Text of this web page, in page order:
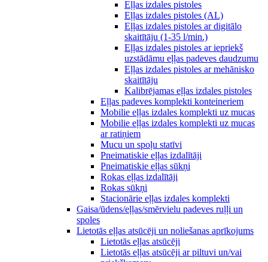
Eļļas izdales pistoles
Eļļas izdales pistoles (AL)
Eļļas izdales pistoles ar digitālo
skaitītāju (1-35 l/min.)
Eļļas izdales pistoles ar iepriekš
uzstādāmu eļļas padeves daudzumu
Eļļas izdales pistoles ar mehānisko
skaitītāju
Kalibrējamas eļļas izdales pistoles
Eļļas padeves komplekti konteineriem
Mobilie eļļas izdales komplekti uz mucas
Mobilie eļļas izdales komplekti uz mucas
ar ratiņiem
Mucu un spoļu statīvi
Pneimatiskie eļļas izdalītāji
Pneimatiskie eļļas sūkņi
Rokas eļļas izdalītāji
Rokas sūkņi
Stacionārie eļļas izdales komplekti
Gaisa/ūdens/eļļas/smērvielu padeves ruļļi un
spoles
Lietotās eļļas atsūcēji un noliešanas aprīkojums
Lietotās eļļas atsūcēji
Lietotās eļļas atsūcēji ar piltuvi un/vai